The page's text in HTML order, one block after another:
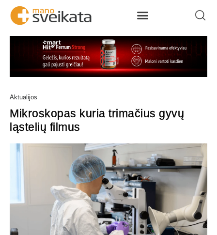
Aktualijos
Mikroskopas kuria trimačius gyvų
ląstelių filmus